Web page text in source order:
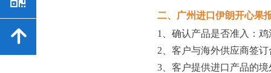
二、广州进口伊朗开心果
1、确认产品是否准入：鸡
2、客户与海外供应商签订
3、客户提供进口产品的境
녕